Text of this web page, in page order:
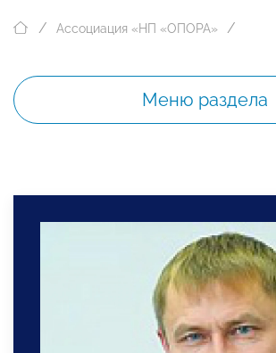
Ассоциация «НП «ОПОРА»
Меню раздела